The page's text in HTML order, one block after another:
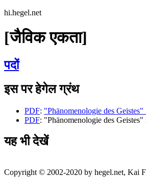
hi.hegel.net
[जैविक एकता]
पदों
इस पर हेगेल ग्रंथ
PDF: "Phänomenologie des Geistes"
PDF: "Phänomenologie des
यह भी देखें
Copyright © 2002-2020 by hegel.net, Kai